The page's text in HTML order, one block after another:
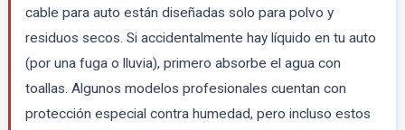
cable para auto están diseñadas solo para polvo y
residuos secos. Si accidentalmente hay líquido en tu auto
(por una fuga o lluvia), primero absorbe el agua con
toallas. Algunos modelos profesionales cuentan con
protección especial contra humedad, pero incluso estos